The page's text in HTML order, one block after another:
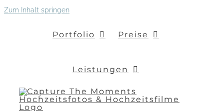
Zum Inhalt springen
Portfolio Preise
Leistungen